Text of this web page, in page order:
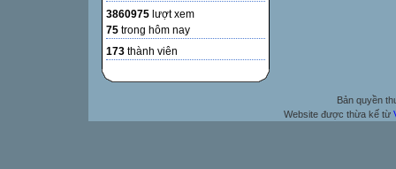
3860975 lượt xem
75 trong hôm nay
173 thành viên
Bản quyền
Website được thừa kế từ